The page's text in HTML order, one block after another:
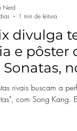
divulga
e pôster
Sonatas,
Kang
rivais buscam a
com Song
Nerd
1 min de leitura